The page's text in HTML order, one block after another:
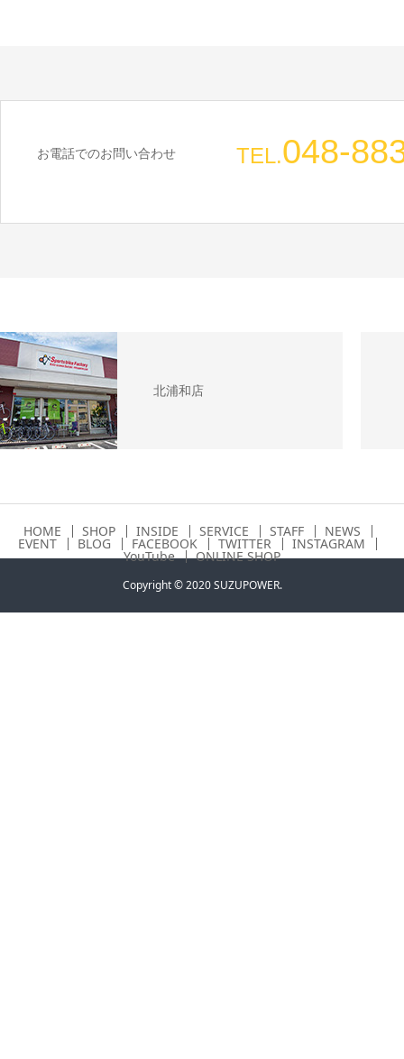
お電話でのお問い合わせ TEL.048-
北浦和店
HOME SHOP INSIDE SERVICE STAFF NEWS
EVENT BLOG FACEBOOK TWITTER INSTAGRAM
YouTube ONLINE SHOP
Copyright © 2020 SUZUPOWER.